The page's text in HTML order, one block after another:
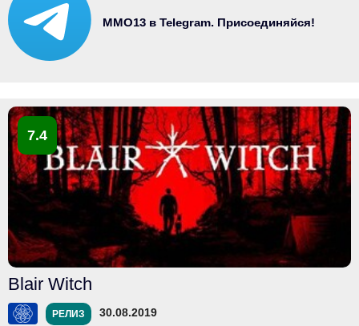
MMO13 в Telegram. Присоединяйся!
7.4
Blair Witch
РЕЛИЗ 30.08.2019